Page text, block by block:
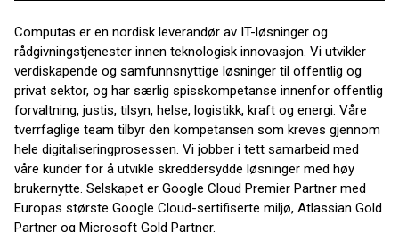
Computas er en nordisk leverandør av IT-løsninger og
rådgivningstjenester innen teknologisk innovasjon. Vi utvikler
verdiskapende og samfunnsnyttige løsninger til offentlig og
privat sektor, og har særlig spisskompetanse innenfor offentlig
forvaltning, justis, tilsyn, helse, logistikk, kraft og energi. Våre
tverrfaglige team tilbyr den kompetansen som kreves gjennom
hele digitaliseringprosessen. Vi jobber i tett samarbeid med
våre kunder for å utvikle skreddersydde løsninger med høy
brukernytte. Selskapet er Google Cloud Premier Partner med
Europas største Google Cloud-sertifiserte miljø, Atlassian Gold
Partner og Microsoft Gold Partner.